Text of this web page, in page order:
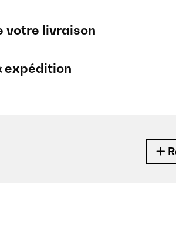
votre livraison
expédition